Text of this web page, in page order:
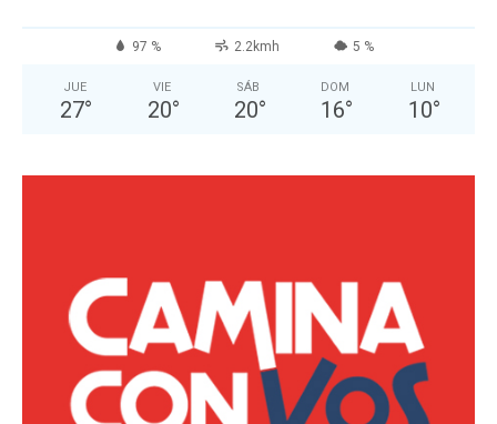
97 % 2.2kmh 5 %
JUE
27°
VIE
20°
SÁB
20°
DOM
16°
LUN
10°